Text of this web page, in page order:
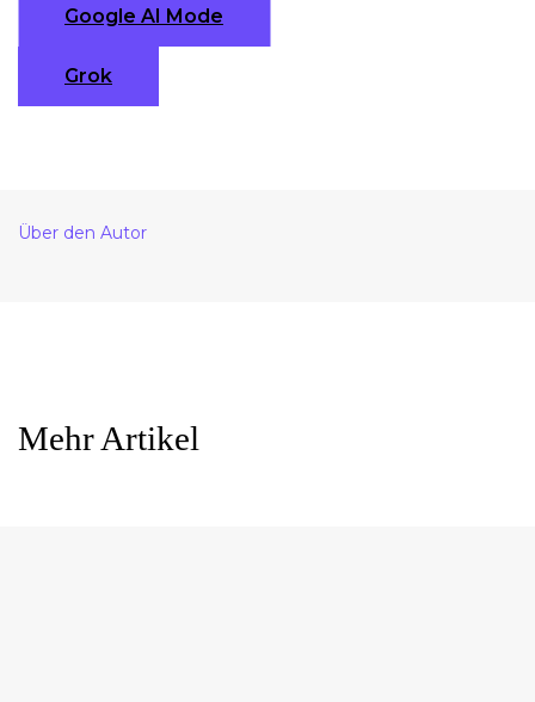
Google AI Mode
Grok
Über den Autor
Mehr Artikel